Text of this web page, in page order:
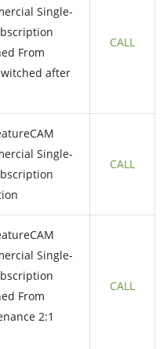
Single-
From
after
CALL
Single-
CALL
Single-
From
2:1
CALL